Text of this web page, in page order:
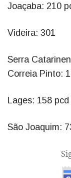
Joaçaba: 210
Videira: 301
Serra
Correia Pinto:
Lages: 158 pcd
São Joaquim: